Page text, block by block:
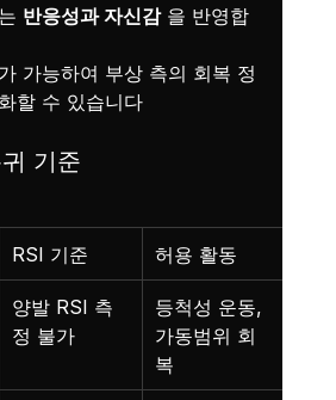
반응성과 자신감 을 반영합
가능하여 부상 측의 회복 정
할 수 있습니다
기준
RSI 기준 허용 활동
양발 RSI 측
정 불가
등척성 운동,
가동범위 회
복